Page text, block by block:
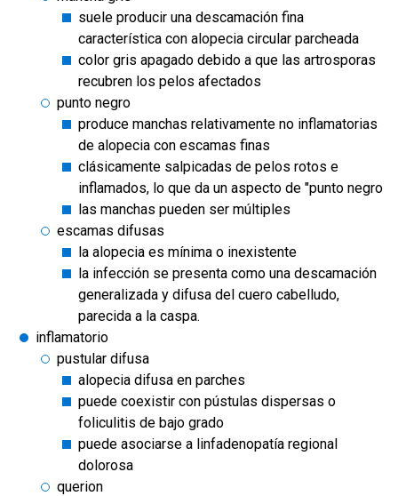
suele producir una descamación fina
característica con alopecia circular parcheada
color gris apagado debido a que las artrosporas
recubren los pelos afectados
punto negro
produce manchas relativamente no inflamatorias
de alopecia con escamas finas
clásicamente salpicadas de pelos rotos e
inflamados, lo que da un aspecto de "punto negro
las manchas pueden ser múltiples
escamas difusas
la alopecia es mínima o inexistente
la infección se presenta como una descamación
generalizada y difusa del cuero cabelludo,
parecida a la caspa.
inflamatorio
pustular difusa
alopecia difusa en parches
puede coexistir con pústulas dispersas o
foliculitis de bajo grado
puede asociarse a linfadenopatía regional
dolorosa
querion